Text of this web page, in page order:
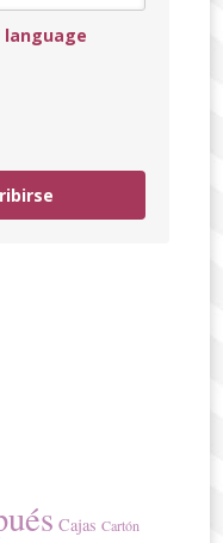
language
Cajas Cartón